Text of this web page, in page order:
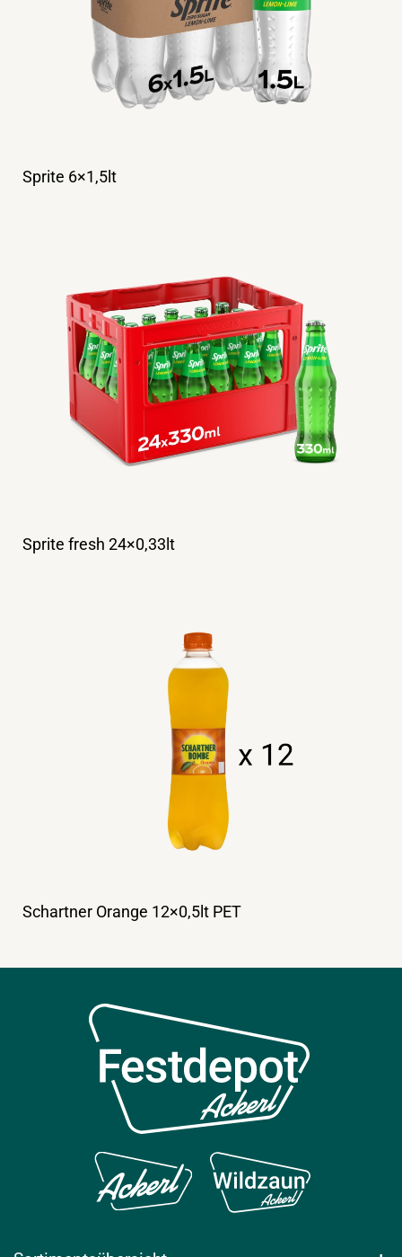
Sprite 6×1,5lt
Sprite fresh 24×0,33lt
Schartner Orange 12×0,5lt PET